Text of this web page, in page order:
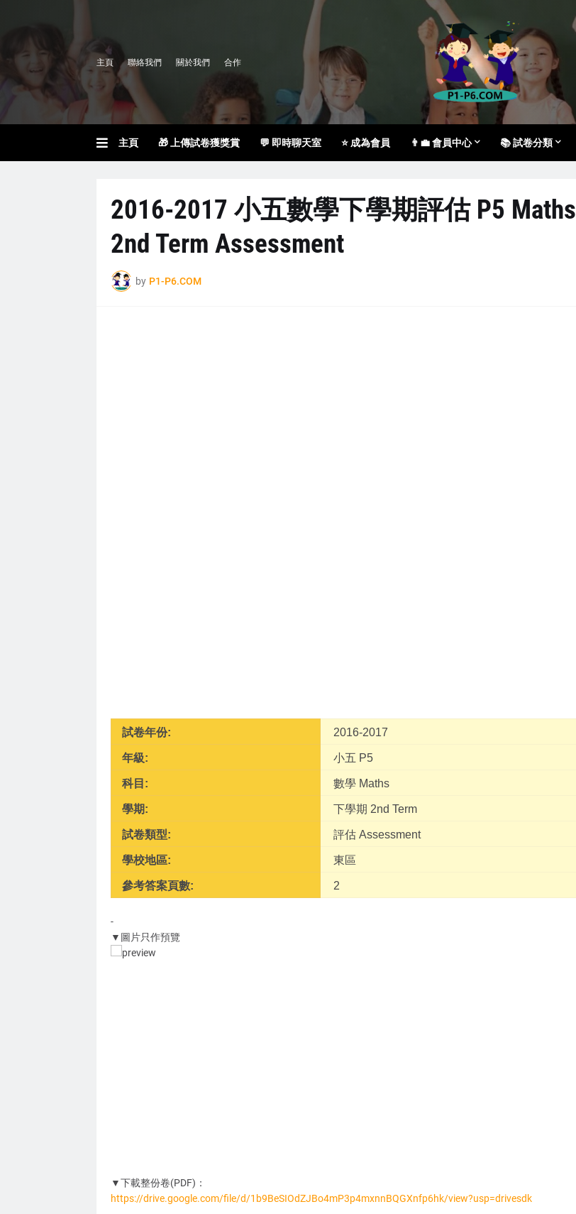
主頁 聯絡我們 關於我們 合作
主頁 🎁 上傳試卷獲獎賞 💬 即時聊天室 ⭐ 成為會員 👨‍💼 會員中心 📚 試卷分類
2016-2017 小五數學下學期評估 P5 Maths
2nd Term Assessment
by P1-P6.COM
試卷年份: 2016-2017
年級: 小五 P5
科目: 數學 Maths
學期: 下學期 2nd Term
試卷類型: 評估 Assessment
學校地區: 東區
參考答案頁數: 2
-
▼圖片只作預覽
▼下載整份卷(PDF)：
https://drive.google.com/file/d/1b9BeSIOdZJBo4mP3p4mxnnBQGXnfp6hk/view?usp=drivesdk